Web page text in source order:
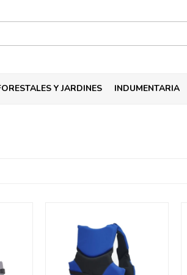
Y JARDINES INDUMENTARIA